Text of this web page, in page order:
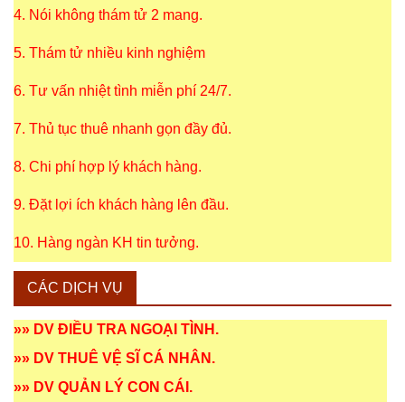
4. Nói không thám tử 2 mang.
5. Thám tử nhiều kinh nghiệm
6. Tư vấn nhiệt tình miễn phí 24/7.
7. Thủ tục thuê nhanh gọn đầy đủ.
8. Chi phí hợp lý khách hàng.
9. Đặt lợi ích khách hàng lên đầu.
10. Hàng ngàn KH tin tưởng.
CÁC DỊCH VỤ
»» DV ĐIỀU TRA NGOẠI TÌNH .
»» DV THUÊ VỆ SĨ CÁ NHÂN .
»» DV QUẢN LÝ CON CÁI .